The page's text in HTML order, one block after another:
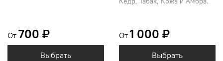
От 700 ₽
Выбрать
От 1 000 ₽
Выбрать